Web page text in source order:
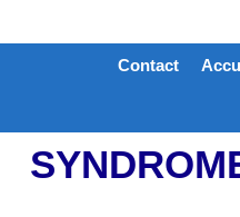
Contact